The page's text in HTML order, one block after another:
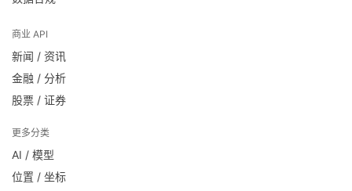
商业 API
新闻 / 资讯
金融 / 分析
股票 / 证券
更多分类
AI / 模型
位置 / 坐标